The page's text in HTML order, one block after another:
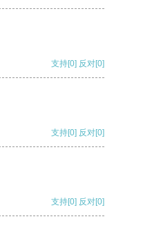
支持[0] 反对[0]
支持[0] 反对[0]
支持[0] 反对[0]